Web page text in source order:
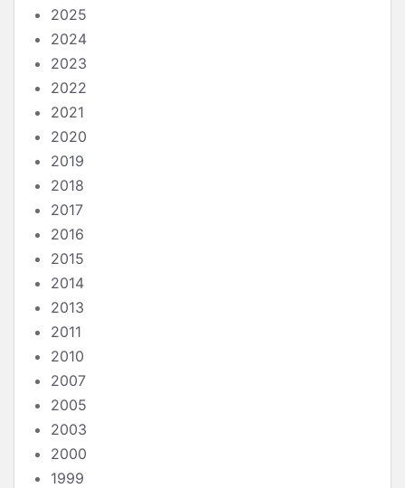
2025
2024
2023
2022
2021
2020
2019
2018
2017
2016
2015
2014
2013
2011
2010
2007
2005
2003
2000
1999